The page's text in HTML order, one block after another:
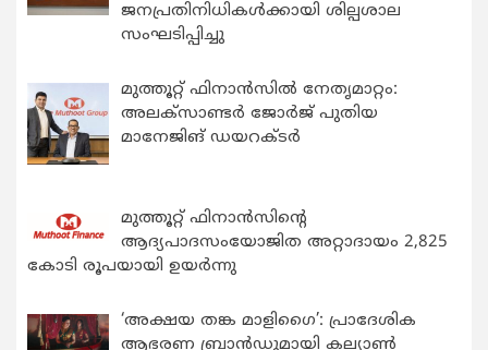
ജനപ്രതിനിധികൾക്കായി ശില്പശാല
സംഘടിപ്പിച്ചു
മുത്തൂറ്റ് ഫിനാൻസിൽ നേതൃമാറ്റം:
അലക്സാണ്ടർ ജോർജ് പുതിയ
മാനേജിങ് ഡയറക്ടർ
മുത്തൂറ്റ് ഫിനാൻസിന്റെ
ആദ്യപാദസംയോജിത അറ്റാദായം 2,825
കോടി രൂപയായി ഉയർന്നു
‘അക്ഷയ തങ്ക മാളിഗൈ’: പ്രാദേശിക
ആഭരണ ബ്രാന്‍ഡുമായി കല്യാണ്‍